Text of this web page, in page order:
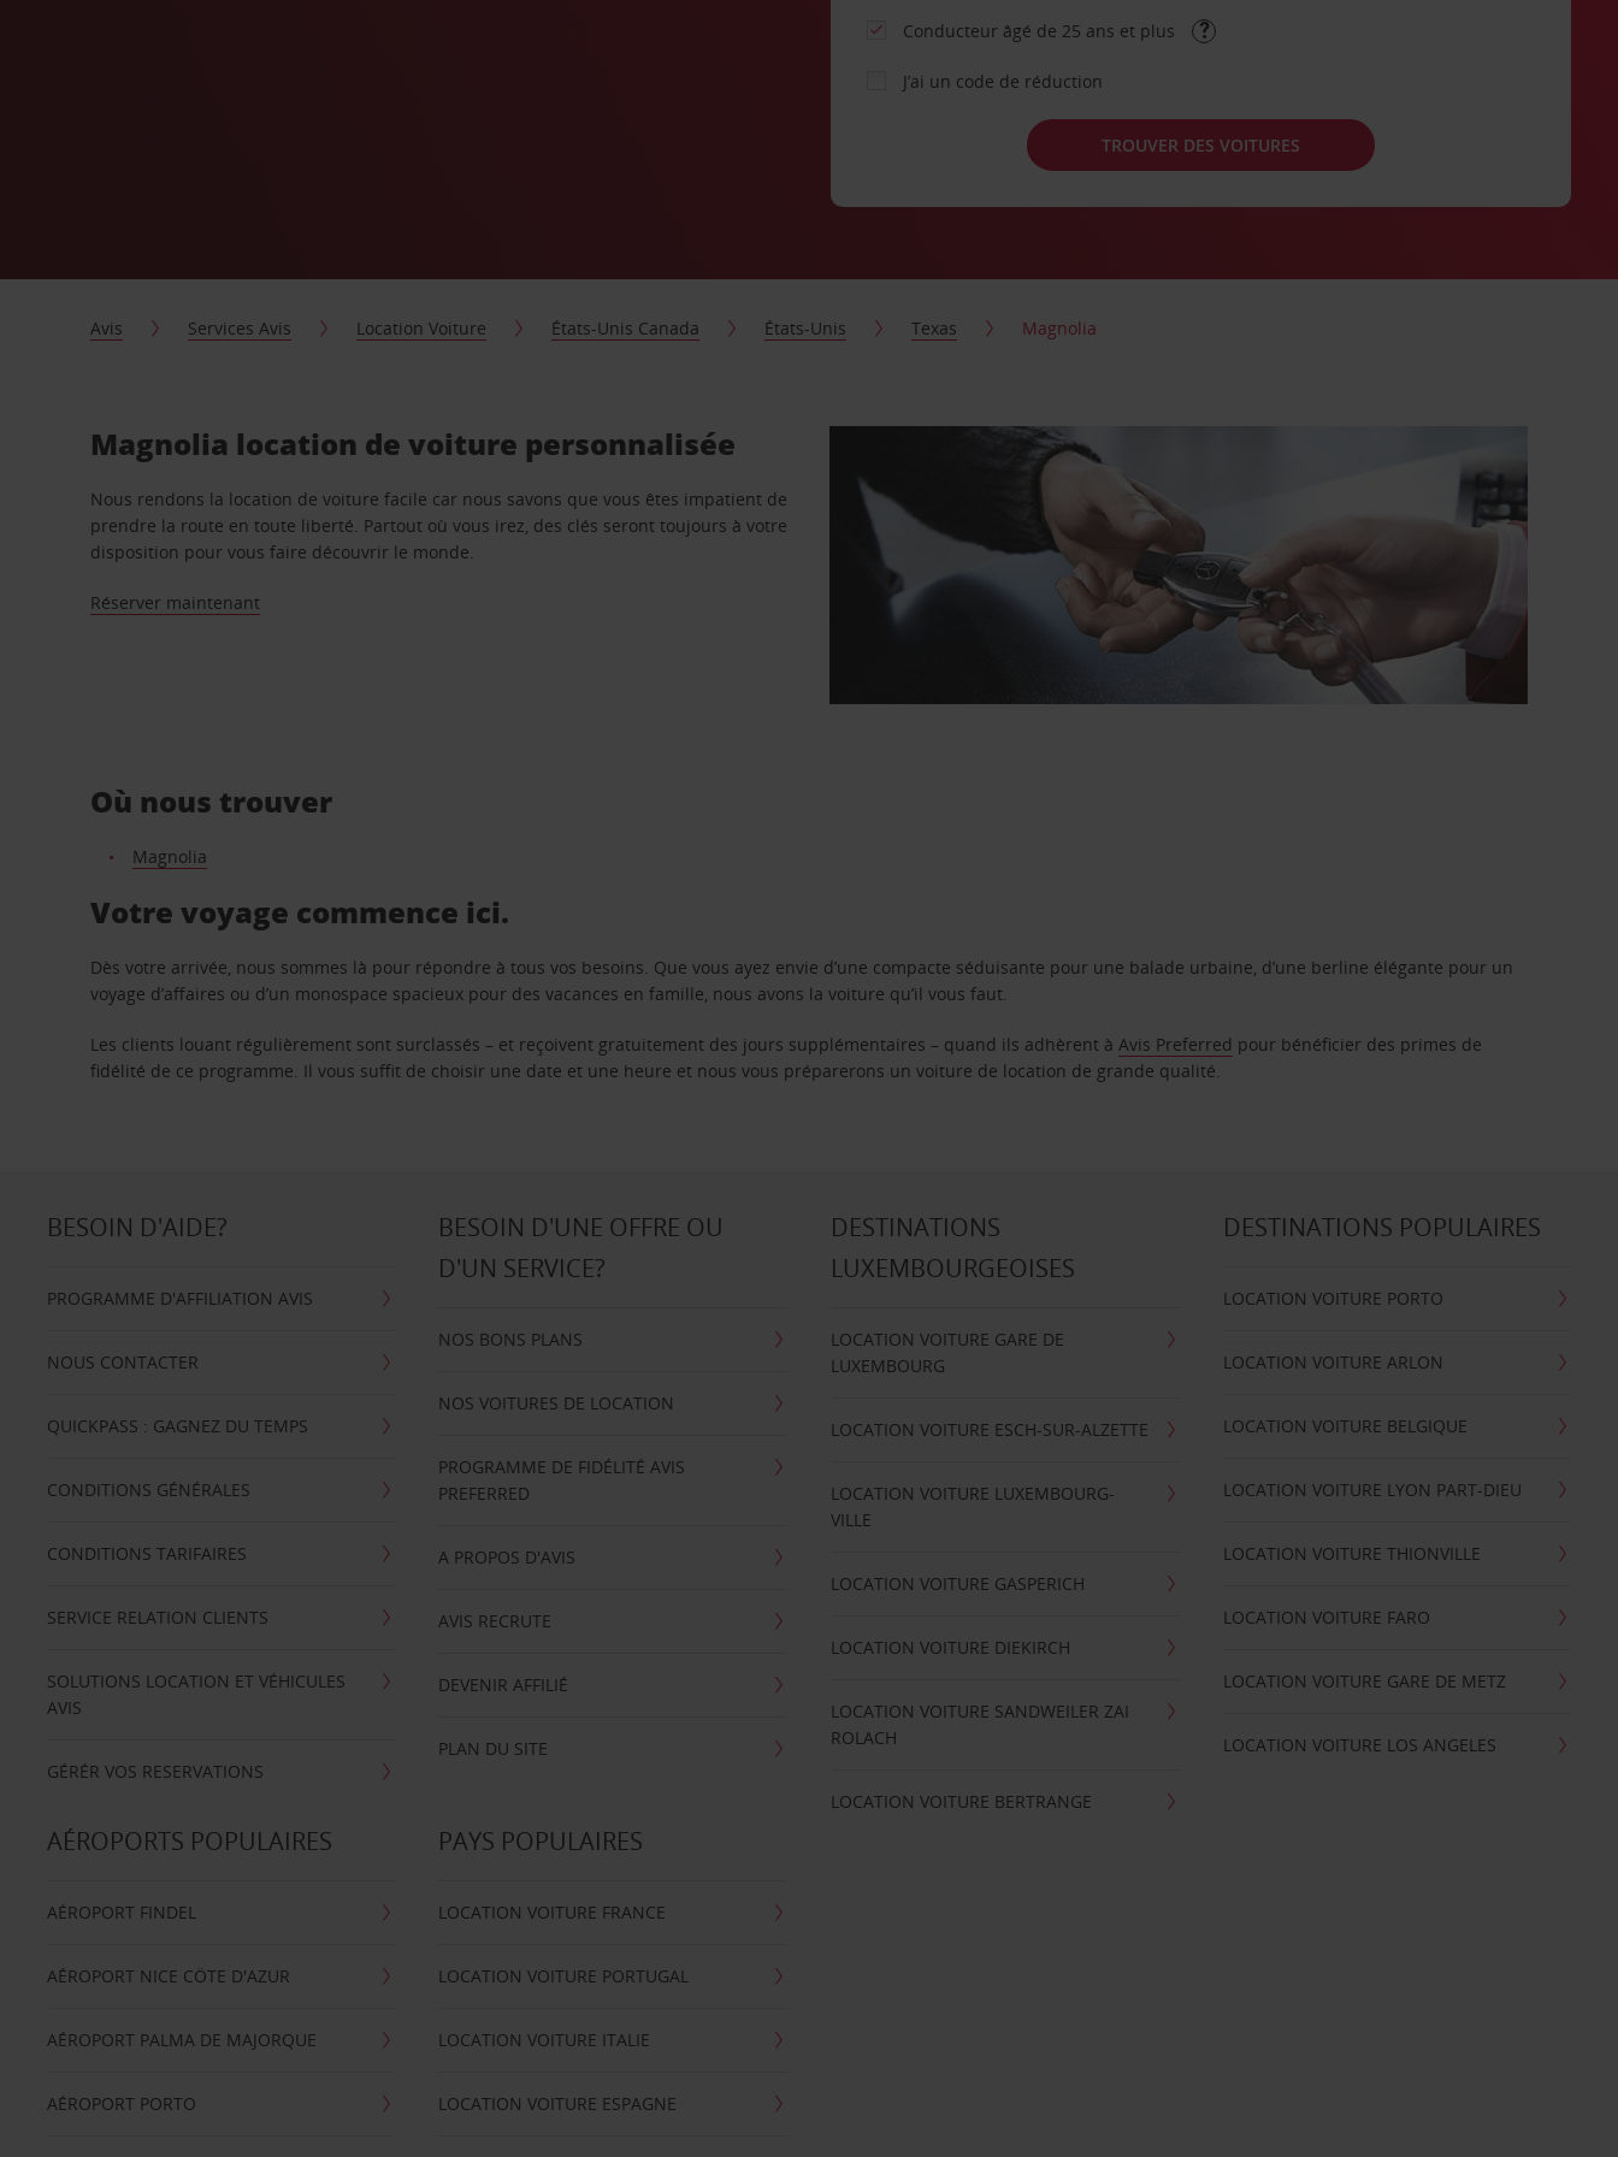
Conducteur âgé de 25 ans et plus
J’ai un code de réduction
TROUVER DES VOITURES
Avis Services Avis Location Voiture États-Unis Canada États-Unis Texas Magnolia
Magnolia location de voiture personnalisée
Nous rendons la location de voiture facile car nous savons que vous êtes impatient de
prendre la route en toute liberté. Partout où vous irez, des clés seront toujours à votre
disposition pour vous faire découvrir le monde.
Réserver maintenant
Où nous trouver
Magnolia
Votre voyage commence ici.
Dès votre arrivée, nous sommes là pour répondre à tous vos besoins. Que vous ayez envie d’une compacte séduisante pour une balade urbaine, d’une berline élégante pour un
voyage d’affaires ou d’un monospace spacieux pour des vacances en famille, nous avons la voiture qu’il vous faut.
Les clients louant régulièrement sont surclassés – et reçoivent gratuitement des jours supplémentaires – quand ils adhèrent àAvis Preferred pour bénéficier des primes de
fidélité de ce programme. Il vous suffit de choisir une date et une heure et nous vous préparerons un voiture de location de grande qualité.
BESOIN D'AIDE?
PROGRAMME D'AFFILIATION AVIS
NOUS CONTACTER
QUICKPASS : GAGNEZ DU TEMPS
CONDITIONS GÉNÉRALES
CONDITIONS TARIFAIRES
SERVICE RELATION CLIENTS
SOLUTIONS LOCATION ET VÉHICULES
AVIS
GÉRÉR VOS RESERVATIONS
BESOIN D'UNE OFFRE OU
D'UN SERVICE?
NOS BONS PLANS
NOS VOITURES DE LOCATION
PROGRAMME DE FIDÉLITÉ AVIS
PREFERRED
A PROPOS D'AVIS
AVIS RECRUTE
DEVENIR AFFILIÉ
PLAN DU SITE
DESTINATIONS
LUXEMBOURGEOISES
LOCATION VOITURE GARE DE
LUXEMBOURG
LOCATION VOITURE ESCH-SUR-ALZETTE
LOCATION VOITURE LUXEMBOURG-
VILLE
LOCATION VOITURE GASPERICH
LOCATION VOITURE DIEKIRCH
LOCATION VOITURE SANDWEILER ZAI
ROLACH
LOCATION VOITURE BERTRANGE
DESTINATIONS POPULAIRES
LOCATION VOITURE PORTO
LOCATION VOITURE ARLON
LOCATION VOITURE BELGIQUE
LOCATION VOITURE LYON PART-DIEU
LOCATION VOITURE THIONVILLE
LOCATION VOITURE FARO
LOCATION VOITURE GARE DE METZ
LOCATION VOITURE LOS ANGELES
AÉROPORTS POPULAIRES
AÉROPORT FINDEL
AÉROPORT NICE CÖTE D'AZUR
AÉROPORT PALMA DE MAJORQUE
AÉROPORT PORTO
PAYS POPULAIRES
LOCATION VOITURE FRANCE
LOCATION VOITURE PORTUGAL
LOCATION VOITURE ITALIE
LOCATION VOITURE ESPAGNE